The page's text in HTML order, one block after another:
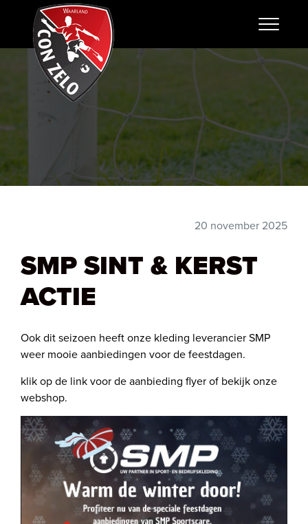
20 november 2025
SMP SINT & KERST
ACTIE
Ook dit seizoen heeft onze kleding leverancier SMP
weer mooie aanbiedingen voor de feestdagen.
klik op de link voor de aanbieding flyer of bekijk onze
webshop.